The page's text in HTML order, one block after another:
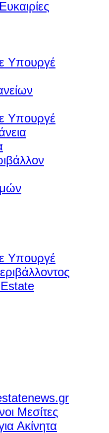
Υπουργέ
Υπουργέ
Υπουργέ
Estate
Μεσίτες
Ακίνητα